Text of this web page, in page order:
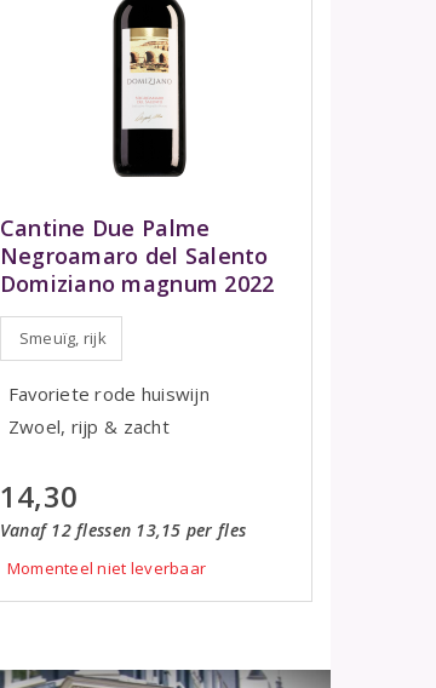
Cantine Due Palme
Negroamaro del Salento
Domiziano magnum 2022
Smeuïg, rijk
Favoriete rode huiswijn
Zwoel, rijp & zacht
14,30
Vanaf 12 flessen 13,15 per fles
Momenteel niet leverbaar